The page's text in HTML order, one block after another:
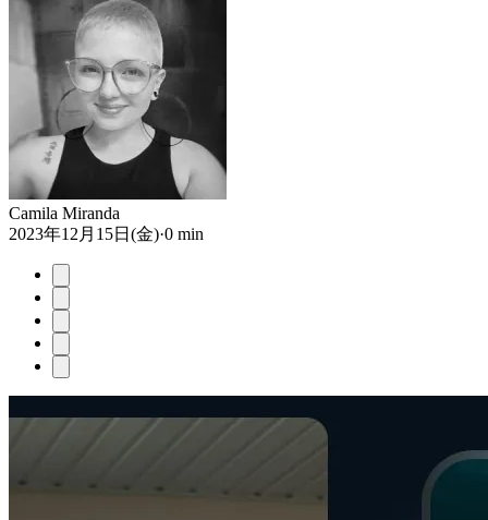
Camila Miranda
2023年12月15日(金)·0 min